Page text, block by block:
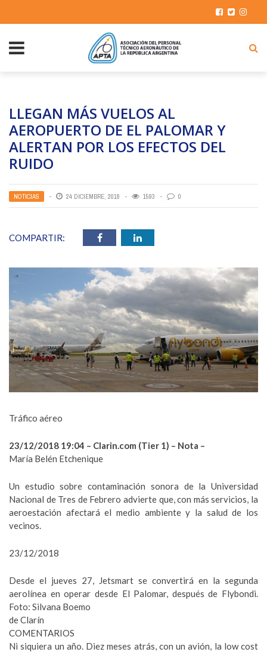
LLEGAN MÁS VUELOS AL
AEROPUERTO DE EL PALOMAR Y
ALERTAN POR LOS EFECTOS DEL
RUIDO
NOTICIAS 24 DICIEMBRE, 2018 1593 0
COMPARTIR:
Tráfico aéreo
23/12/2018 19:04 – Clarin.com (Tier 1) – Nota –
María Belén Etchenique
Un estudio sobre contaminación sonora de la Universidad
Nacional de Tres de Febrero advierte que, con más servicios, la
aeroestación afectará el medio ambiente y la salud de los
vecinos.
23/12/2018
Desde el jueves 27, Jetsmart se convertirá en la segunda
aerolínea en operar desde El Palomar, después de Flybondi.
Foto: Silvana Boemo
de Clarín
COMENTARIOS
Ni siquiera un año. Diez meses atrás, con un avión, la low cost